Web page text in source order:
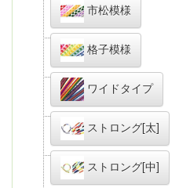
市松模様
格子模様
ワイドタイプ
ストロング[太]
ストロング[中]